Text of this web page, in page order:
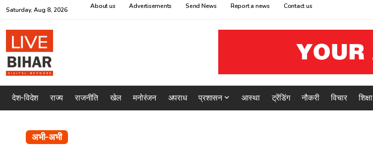
Saturday, Aug 8, 2026 About us Advertisements Send News Report a news Contact us
देश-विदेश राज्य राजनीति खेल मनोरंजन अपराध प्रशासन आस्था ट्रेंडिंग नौकरी विचार शिक्षा
अभी-अभी